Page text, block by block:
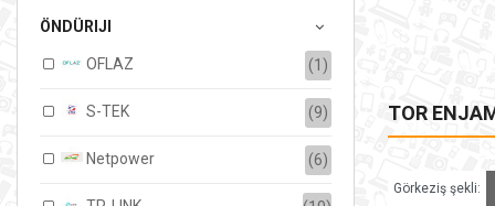
ÖNDÜRIJI
OFLAZ (1)
S-TEK (9)
Netpower (6)
TOR
Görkeziş şekli: